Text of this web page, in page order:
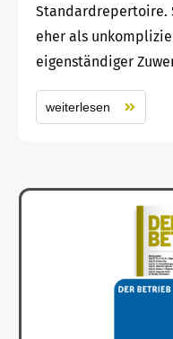
Standardrepertoire.
eher als
eigenständiger
weiterlesen